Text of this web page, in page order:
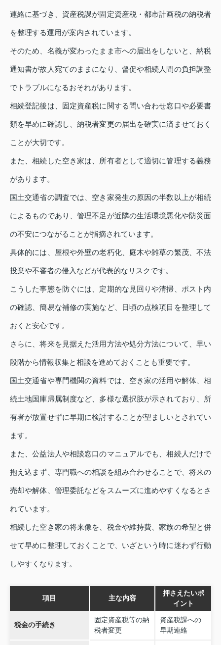
連絡に基づき、資産税課が固定資産税・都市計画税の納税者
を整理する運用が案内されています。
そのため、名義が変わったまま市への届出をしないと、納税
通知書が故人宛てのままになり、督促や相続人間の負担調整
でトラブルになるおそれがあります。
相続登記後は、固定資産税に関する問い合わせ窓口や必要書
類を早めに確認し、納税者変更の届出を確実に済ませておく
ことが大切です。
また、相続した空き家は、所有者として適切に管理する義務
があります。
国土交通省の調査では、空き家発生の原因の半数以上が相続
によるものであり、管理不足が近隣の生活環境悪化や防災面
の不安につながることが指摘されています。
具体的には、屋根や外壁の老朽化、庭木や雑草の繁茂、不法
投棄や不審者の侵入などが代表的なリスクです。
こうした事態を防ぐには、定期的な見回りや清掃、ポスト内
の確認、簡易な補修の実施など、日頃の点検項目を整理して
おくと安心です。
さらに、将来を見据えた活用方法や処分方法について、早い
段階から情報収集と相談を進めておくことも重要です。
国土交通省や専門機関の資料では、空き家の活用や解体、相
続土地国庫帰属制度など、多様な選択肢が示されており、所
有者が放置せずに早期に検討することが望ましいとされてい
ます。
また、公益法人や相談窓口のマニュアルでも、相続人だけで
抱え込まず、専門職への相談を組み合わせることで、将来の
売却や解体、管理委託などをスムーズに進めやすくなるとさ
れています。
相続した空き家の将来像を、税金や維持費、家族の希望と併
せて早めに整理しておくことで、いざという時に迷わず行動
しやすくなります。
項目 主な内容
押さえたいポ
イント
税金の手続き
固定資産税等の納
税者変更
資産税課への
早期連絡